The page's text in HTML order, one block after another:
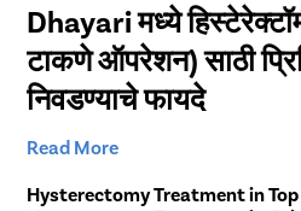
Dhayari मध्ये
टाकणे ऑपरेशन) साठी
निवडण्याचे फायदे
प्रिस्टिन केअर ही आरोग्यसेवा
Dhayari मधील बहुविध स्त्री आणि सुपर-
Read More
Hysterectomy Treatment in